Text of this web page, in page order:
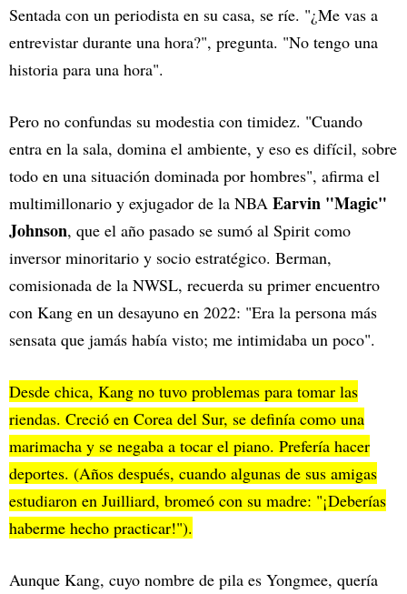
Sentada con un periodista en su casa, se ríe. "¿Me vas a
entrevistar durante una hora?", pregunta. "No tengo una
historia para una hora".
Pero no confundas su modestia con timidez. "Cuando
entra en la sala, domina el ambiente, y eso es difícil, sobre
todo en una situación dominada por hombres", afirma el
multimillonario y exjugador de la NBA Earvin "Magic"
Johnson, que el año pasado se sumó al Spirit como
inversor minoritario y socio estratégico. Berman,
comisionada de la NWSL, recuerda su primer encuentro
con Kang en un desayuno en 2022: "Era la persona más
sensata que jamás había visto; me intimidaba un poco".
Desde chica, Kang no tuvo problemas para tomar las
riendas. Creció en Corea del Sur, se definía como una
marimacha y se negaba a tocar el piano. Prefería hacer
deportes. (Años después, cuando algunas de sus amigas
estudiaron en Juilliard, bromeó con su madre: "¡Deberías
haberme hecho practicar!").
Aunque Kang, cuyo nombre de pila es Yongmee, quería